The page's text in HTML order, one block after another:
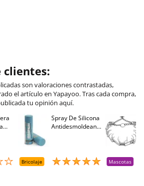
clientes:
son valoraciones contrastadas,
el artículo en Yapayoo. Tras cada compra,
tu opinión aquí.
Spray De Silicona
Antidesmoldeante
Bricolaje Mascotas